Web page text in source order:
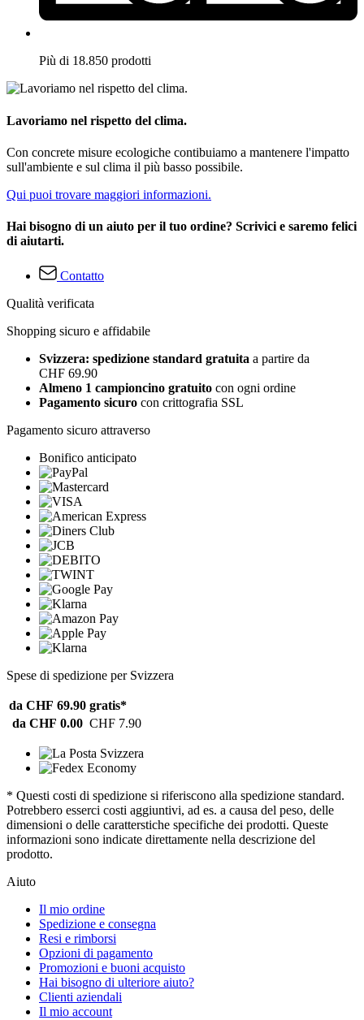
Più di 18.850 prodotti
Lavoriamo nel rispetto del clima.
Con concrete misure ecologiche contibuiamo a mantenere l'impatto
sull'ambiente e sul clima il più basso possibile.
Qui puoi trovare maggiori informazioni.
Hai bisogno di un aiuto per il tuo ordine? Scrivici e saremo felici
di aiutarti.
Contatto
Qualità verificata
Shopping sicuro e affidabile
Svizzera: spedizione standard gratuita a partire da
CHF 69.90
Almeno 1 campioncino gratuito con ogni ordine
Pagamento sicuro con crittografia SSL
Pagamento sicuro attraverso
Bonifico anticipato
Spese di spedizione per Svizzera
da CHF 69.90 gratis*
da CHF 0.00 CHF 7.90
* Questi costi di spedizione si riferiscono alla spedizione standard.
Potrebbero esserci costi aggiuntivi, ad es. a causa del peso, delle
dimensioni o delle caratterstiche specifiche dei prodotti. Queste
informazioni sono indicate direttamente nella descrizione del
prodotto.
Aiuto
Il mio ordine
Spedizione e consegna
Resi e rimborsi
Opzioni di pagamento
Promozioni e buoni acquisto
Hai bisogno di ulteriore aiuto?
Clienti aziendali
Il mio account